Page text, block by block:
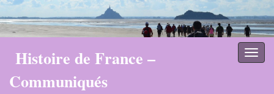
Histoire de France –
Communiqués